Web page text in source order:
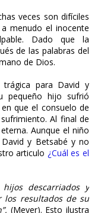
veces son difíciles
menudo el inocente
Dado que la
de las palabras del
de Dios.
para David y
pequeño hijo sufrió
que el consuelo de
Al final de
Aunque el niño
y Betsabé y no
articulo ¿Cuál es el
descarriados y
los resultados de su
(Meyer). Esto ilustra